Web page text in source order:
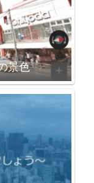
景色